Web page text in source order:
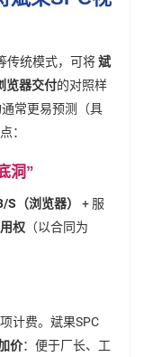
传统模式，可将斌
览器交付的对照样
常更易预测（具
：
洞”
S（浏览器）
+ 服
权 （以合同为
计费。斌果SPC
价：便于厂长、工